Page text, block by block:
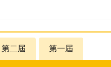
第二屆 第一屆